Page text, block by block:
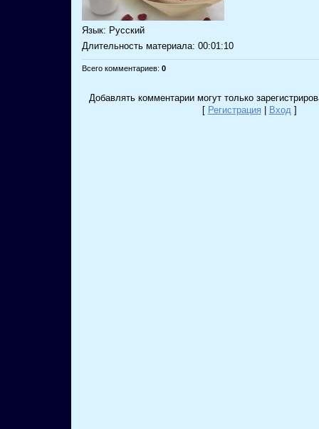
Язык: Русский
Длительность материала: 00:01:10
Всего комментариев: 0
Добавлять комментарии могут только
[ Регистрация | Вход ]